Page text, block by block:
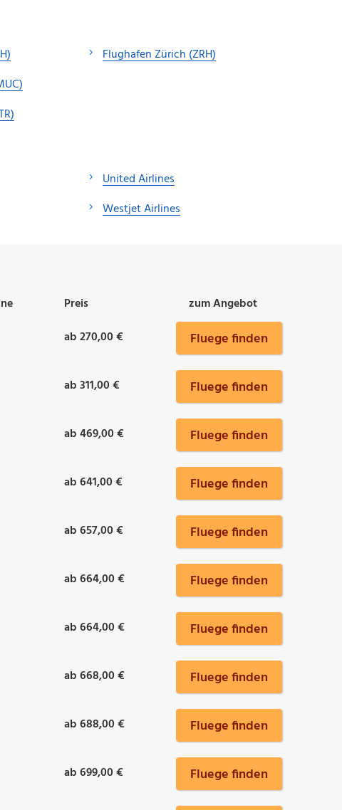
Flughafen Zürich (ZRH)
United Airlines
Westjet Airlines
Preis
zum Angebot
ab 270,00 € Fluege finden
ab 311,00 € Fluege finden
ab 469,00 € Fluege finden
ab 641,00 € Fluege finden
ab 657,00 € Fluege finden
ab 664,00 € Fluege finden
ab 664,00 € Fluege finden
ab 668,00 € Fluege finden
ab 688,00 € Fluege finden
ab 699,00 € Fluege finden